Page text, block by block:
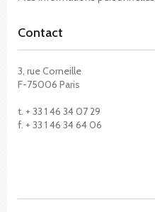
Contact
3, rue Corneille
F-75006 Paris
t. + 33 1 46 34 07 29
f. + 33 1 46 34 64 06